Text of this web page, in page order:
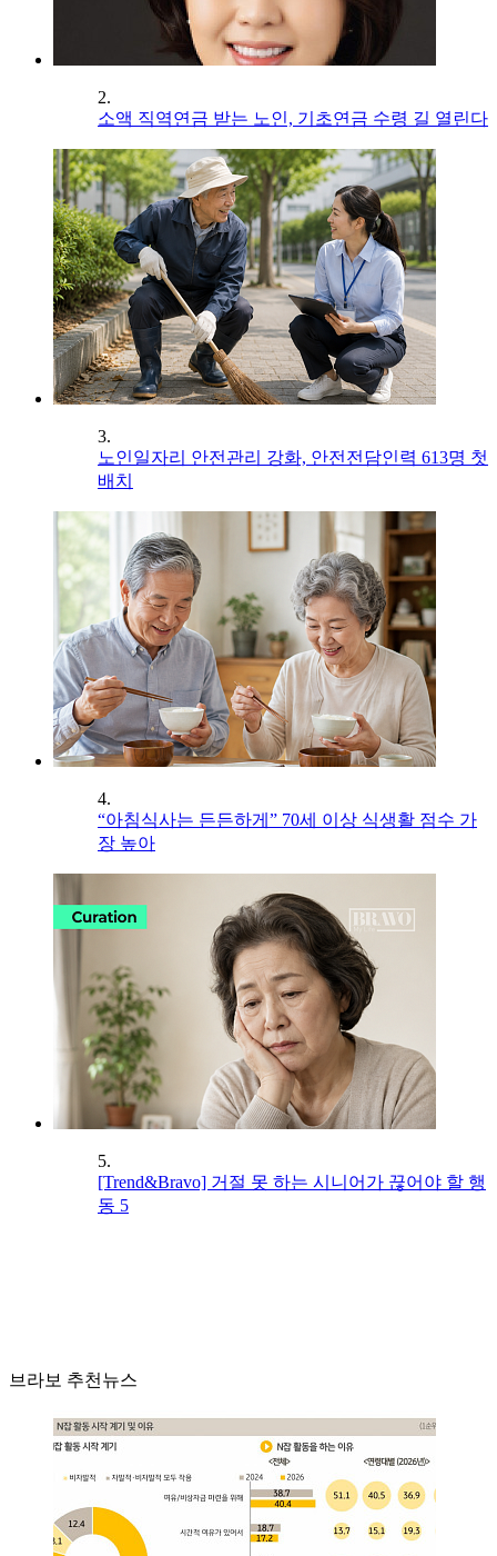
2.
소액 직역연금 받는 노인, 기초연금 수령 길 열린다
3.
노인일자리 안전관리 강화, 안전전담인력 613명 첫
배치
4.
“아침식사는 든든하게” 70세 이상 식생활 점수 가
장 높아
5.
[Trend&Bravo] 거절 못 하는 시니어가 끊어야 할 행
동 5
브라보 추천뉴스